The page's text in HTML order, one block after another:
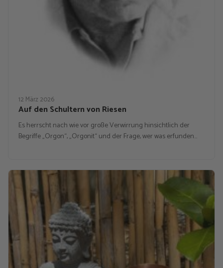
12 März 2026
Auf den Schultern von Riesen
Es herrscht nach wie vor große Verwirrung hinsichtlich der
Begriffe „Orgon“, „Orgonit“ und der Frage, wer was erfunden…